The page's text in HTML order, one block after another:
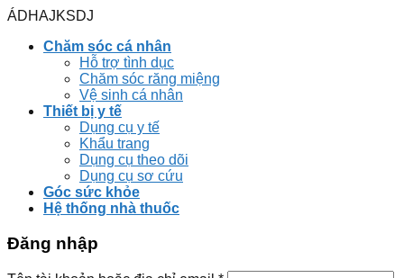
ÁDHAJKSDJ
Chăm sóc cá nhân
Hỗ trợ tình dục
Chăm sóc răng miệng
Vệ sinh cá nhân
Thiết bị y tế
Dụng cụ y tế
Khẩu trang
Dụng cụ theo dõi
Dụng cụ sơ cứu
Góc sức khỏe
Hệ thống nhà thuốc
Đăng nhập